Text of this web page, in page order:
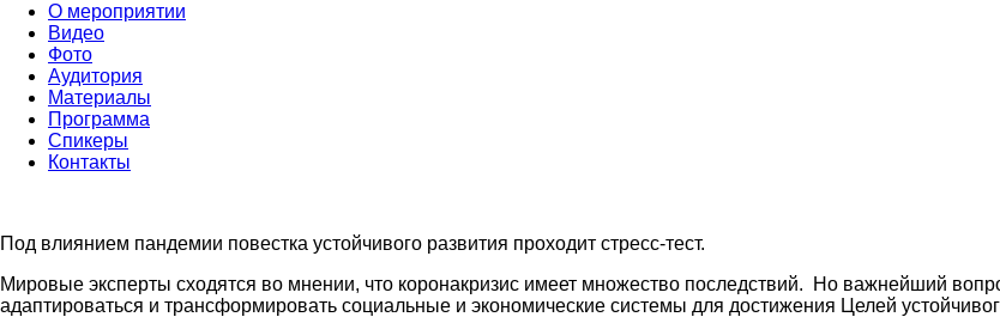
О мероприятии
Видео
Фото
Аудитория
Материалы
Программа
Спикеры
Контакты
Под влиянием пандемии повестка устойчивого развития проходит стресс-тест.
Мировые эксперты сходятся во мнении, что коронакризис имеет множество последствий. Но важнейший
адаптироваться и трансформировать социальные и экономические системы для достижения Целей